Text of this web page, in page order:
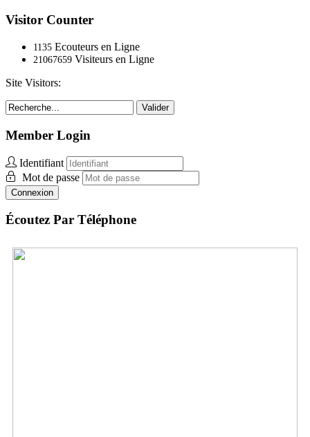
Visitor Counter
1135 Ecouteurs en Ligne
21067659 Visiteurs en Ligne
Site Visitors:
Valider
Member Login
Identifiant
Mot de passe
Connexion
Écoutez Par Téléphone